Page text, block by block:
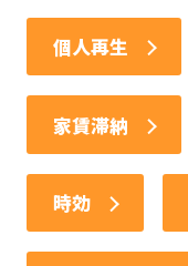
個人再生
家賃滞納
時効